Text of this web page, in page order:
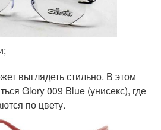
выглядеть стильно. В этом
Glory 009 Blue (унисекс), где
по цвету.